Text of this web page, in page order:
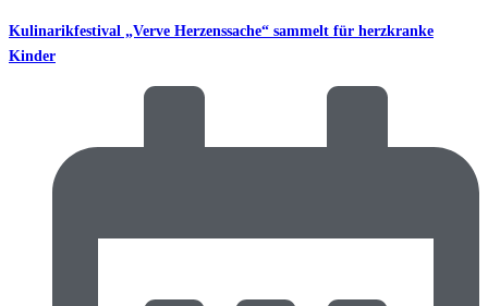
Kulinarikfestival „Verve Herzenssache“ sammelt für herzkranke
Kinder